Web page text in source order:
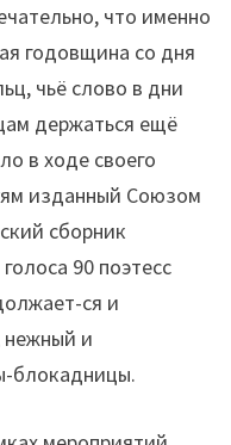
что именно
годовщина со дня
чьё слово в дни
держаться ещё
в ходе своего
изданный Союзом
сборник
90 поэтесс
ся и
нежный и
блокадницы.